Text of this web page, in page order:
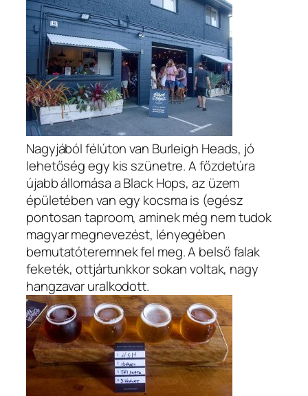
Nagyjából félúton van Burleigh Heads, jó
lehetőség egy kis szünetre. A főzdetúra
újabb állomása a Black Hops, az üzem
épületében van egy kocsma is (egész
pontosan taproom, aminek még nem tudok
magyar megnevezést, lényegében
bemutatóteremnek fel meg. A belső falak
feketék, ottjártunkkor sokan voltak, nagy
hangzavar uralkodott.